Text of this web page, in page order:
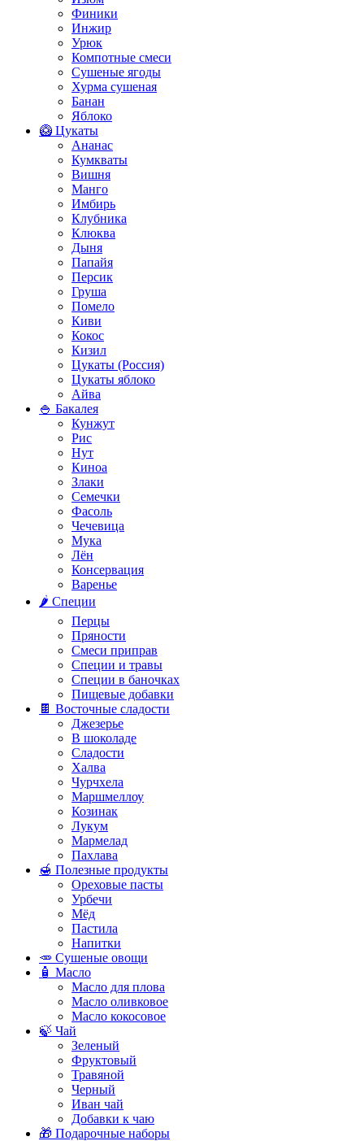
Финики
Инжир
Урюк
Компотные смеси
Сушеные ягоды
Хурма сушеная
Банан
Яблоко
🥝 Цукаты
Ананас
Кумкваты
Вишня
Манго
Имбирь
Клубника
Клюква
Дыня
Папайя
Персик
Груша
Помело
Киви
Кокос
Кизил
Цукаты (Россия)
Цукаты яблоко
Айва
🍚 Бакалея
Кунжут
Рис
Нут
Киноа
Злаки
Семечки
Фасоль
Чечевица
Мука
Лён
Консервация
Варенье
🌶️ Специи
Перцы
Пряности
Смеси приправ
Специи и травы
Специи в баночках
Пищевые добавки
🍫 Восточные сладости
Джезерье
В шоколаде
Сладости
Халва
Чурчхела
Маршмеллоу
Козинак
Лукум
Мармелад
Пахлава
🍯 Полезные продукты
Ореховые пасты
Урбечи
Мёд
Пастила
Напитки
🥕 Сушеные овощи
🧴 Масло
Масло для плова
Масло оливковое
Масло кокосовое
🍃 Чай
Зеленый
Фруктовый
Травяной
Черный
Иван чай
Добавки к чаю
🎁 Подарочные наборы